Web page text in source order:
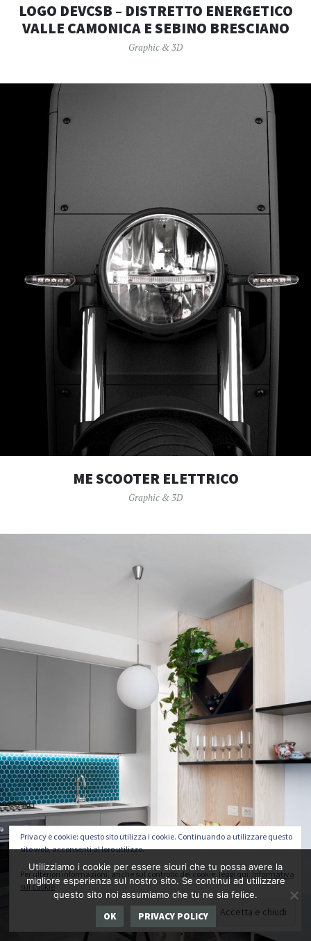
LOGO DEVCSB – DISTRETTO ENERGETICO
VALLE CAMONICA E SEBINO BRESCIANO
Graphic & 3D
ME SCOOTER ELETTRICO
Graphic & 3D
Privacy e cookie: questo sito utilizza i cookie. Continuando a utilizzare questo
sito web, acconsenti al loro utilizzo.
Per ulteriori informazioni, anche sul controllo dei cookie, leggi qui: Informativa
sui cookie
Utilizziamo i cookie per essere sicuri che tu possa avere la
migliore esperienza sul nostro sito. Se continui ad utilizzare
questo sito noi assumiamo che tu ne sia felice.
OK PRIVACY POLICY